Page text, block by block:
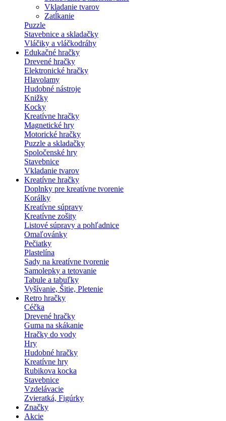
Vkladanie tvarov
Zatĺkanie
Puzzle
Stavebnice a skladačky
Vláčiky a vláčkodráhy
Edukačné hračky
Drevené hračky
Elektronické hračky
Hlavolamy
Hudobné nástroje
Knižky
Kocky
Kreatívne hračky
Magnetické hry
Motorické hračky
Puzzle a skladačky
Spoločenské hry
Stavebnice
Vkladanie tvarov
Kreatívne hračky
Doplnky pre kreatívne tvorenie
Korálky
Kreatívne súpravy
Kreatívne zošity
Listové súpravy a pohľadnice
Omaľovánky
Pečiatky
Plastelína
Sady na kreatívne tvorenie
Samolepky a tetovanie
Tabule a tabuľky
Vyšívanie, Šitie, Pletenie
Retro hračky
Céčka
Drevené hračky
Guma na skákanie
Hračky do vody
Hry
Hudobné hračky
Kreatívne hry
Rubikova kocka
Stavebnice
Vzdelávacie
Zvieratká, Figúrky
Značky
Akcie